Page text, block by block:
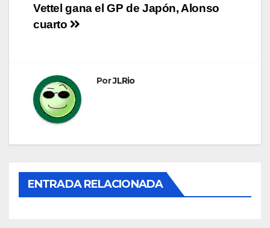
Navegación
Vettel gana el GP de Japón, Alonso
cuarto
PorJLRio
ENTRADA RELACIONADA